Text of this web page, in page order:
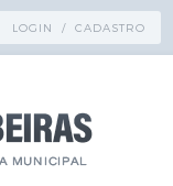
LOGIN / CADASTRO